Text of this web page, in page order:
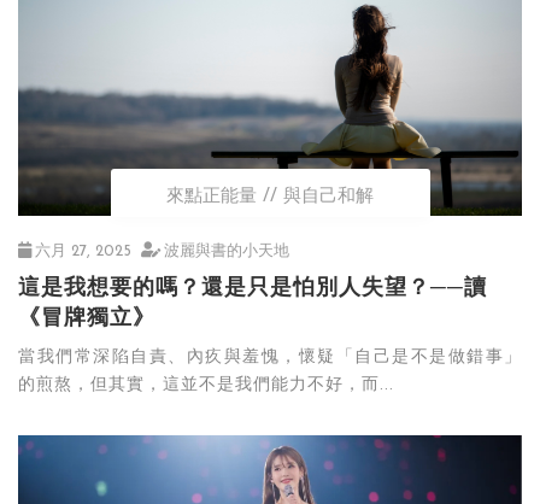
來點正能量 與自己和解
六月 27, 2025 波麗與書的小天地
這是我想要的嗎？還是只是怕別人失望？──讀
《冒牌獨立》
當我們常深陷自責、內疚與羞愧，懷疑「自己是不是做錯事」
的煎熬，但其實，這並不是我們能力不好，而...